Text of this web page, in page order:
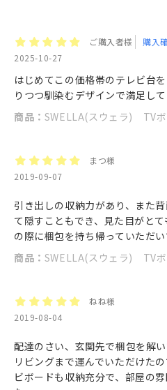
ご購入者様
購入
2025-10-27
はじめてこの価格帯のテレビ台
りつつ馴染むデザインで満足して
商品： SWELLA(スウェラ) TV
まつ様
2019-09-07
引き出しの収納力があり、また
て隠すこともでき、見た目がと
の際に梱包を持ち帰っていただ
商品： SWELLA(スウェラ) TV
ねね様
2019-08-04
配達のさい、玄関先で梱包を解
リビングまで運んでいただけた
ビボードも収納充分で、部屋の